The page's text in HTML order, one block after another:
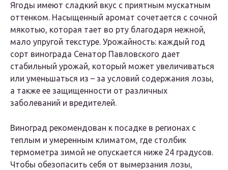
Ягоды имеют сладкий вкус с приятным мускатным
оттенком. Насыщенный аромат сочетается с сочной
мякотью, которая тает во рту благодаря нежной,
мало упругой текстуре. Урожайность: каждый год
сорт винограда Сенатор Павловского дает
стабильный урожай, который может увеличиваться
или уменьшаться из – за условий содержания лозы,
а также ее защищенности от различных
заболеваний и вредителей.
Виноград рекомендован к посадке в регионах с
теплым и умеренным климатом, где столбик
термометра зимой не опускается ниже 24 градусов.
Чтобы обезопасить себя от вымерзания лозы,